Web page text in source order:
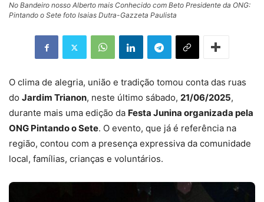
No Bandeiro nosso Alberto mais Conhecido com Beto Presidente da ONG:
Pintando o Sete foto Isaias Dutra-Gazzeta Paulista
O clima de alegria, união e tradição tomou conta das ruas
do Jardim Trianon, neste último sábado, 21/06/2025,
durante mais uma edição da Festa Junina organizada pela
ONG Pintando o Sete. O evento, que já é referência na
região, contou com a presença expressiva da comunidade
local, famílias, crianças e voluntários.